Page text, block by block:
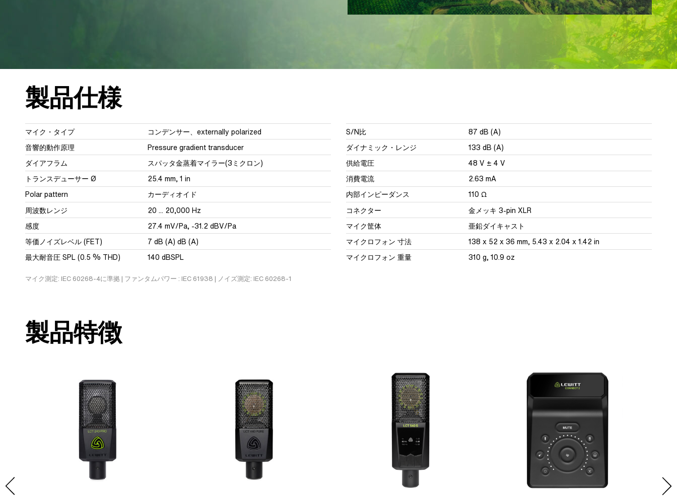
製品仕様
マイク・タイプ
コンデンサー、externally polarized
音響的動作原理
Pressure gradient transducer
ダイアフラム
スパッタ金蒸着マイラー(3ミクロン)
トランスデューサー Ø
25.4 mm, 1 in
Polar pattern
カーディオイド
周波数レンジ
20 ... 20,000 Hz
感度
27.4 mV/Pa, -31.2 dBV/Pa
等価ノイズレベル (FET)
7 dB (A) dB (A)
最大耐音圧 SPL (0.5 % THD)
140 dBSPL
S/N比
87 dB (A)
ダイナミック・レンジ
133 dB (A)
供給電圧
48 V ± 4 V
消費電流
2.63 mA
内部インピーダンス
110 Ω
コネクター
金メッキ 3-pin XLR
マイク筐体
亜鉛ダイキャスト
マイクロフォン 寸法
138 x 52 x 36 mm, 5.43 x 2.04 x 1.42 in
マイクロフォン 重量
310 g, 10.9 oz
マイク測定: IEC 60268-4に準拠 | ファンタムパワー : IEC 61938 | ノイズ測定: IEC 60268-1
製品特徴